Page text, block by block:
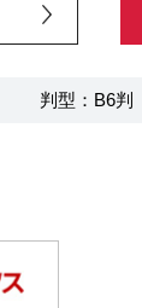
） 判型：B6